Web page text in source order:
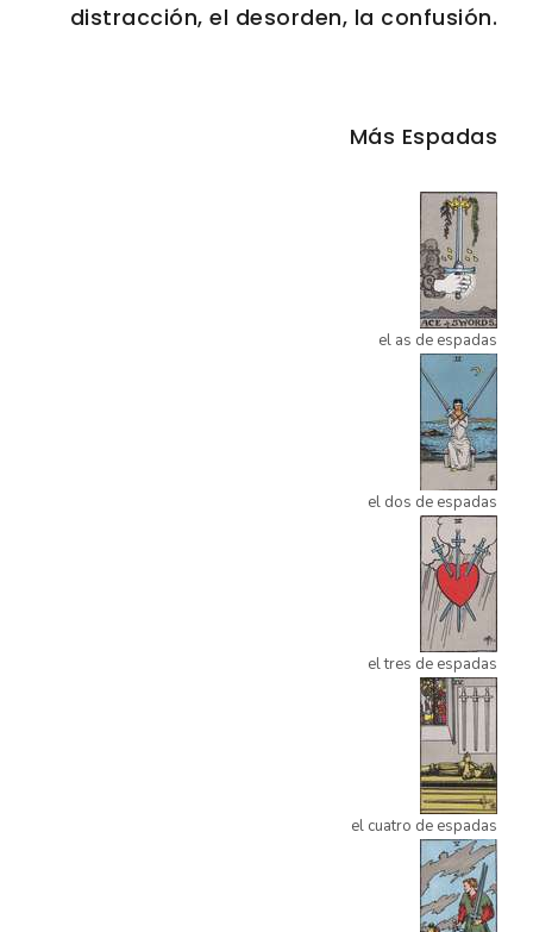
distracción, el desorden, la confusión.
Más Espadas
el as de espadas
el dos de espadas
el tres de espadas
el cuatro de espadas